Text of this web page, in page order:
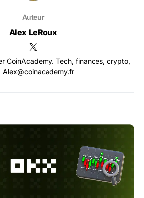
Auteur
Alex LeRoux
CoinAcademy. Tech, finances, crypto,
Alex@coinacademy.fr